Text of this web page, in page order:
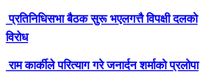
प्रतिनिधिसभा बैठक सुरू भएलगत्तै विपक्षी दलको
विरोध
राम कार्कीले परित्याग गरे जनार्दन शर्माको प्रलोपा